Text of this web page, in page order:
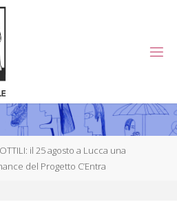
.RE
.A.
il 25 agosto a Lucca una
del Progetto C’Entra